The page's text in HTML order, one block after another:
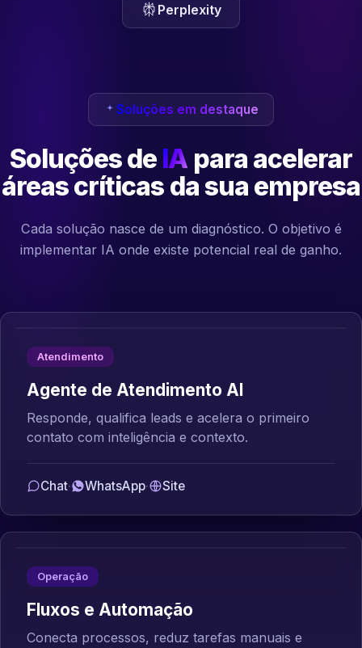
Perplexity
Soluções em destaque
Soluções de IA para acelerar
áreas críticas da sua empresa
Cada solução nasce de um diagnóstico. O objetivo é
implementar IA onde existe potencial real de ganho.
Atendimento
Agente de Atendimento AI
Responde, qualifica leads e acelera o primeiro
contato com inteligência e contexto.
Chat· WhatsApp· Site
Operação
Fluxos e Automação
Conecta processos, reduz tarefas manuais e